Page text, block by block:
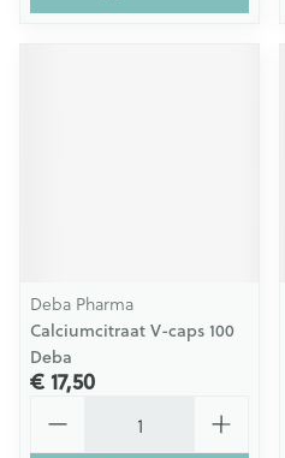
Deba Pharma
Calciumcitraat V-caps 100
Deba
€ 17,50